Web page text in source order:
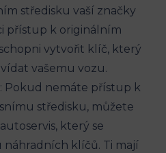
středisku vaší značky
přístup k ​originálním
vytvořit klíč, který
vašemu ⁢vozu.
Pokud nemáte přístup k
středisku, můžete
který se
klíčů. Ti mají